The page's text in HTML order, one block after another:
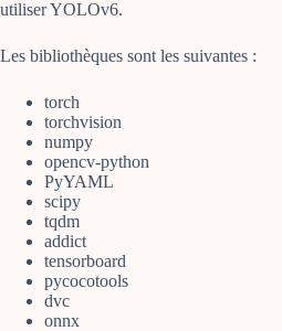
utiliser YOLOv6.
Les bibliothèques sont les suivantes :
torch
torchvision
numpy
opencv-python
PyYAML
scipy
tqdm
addict
tensorboard
pycocotools
dvc
onnx